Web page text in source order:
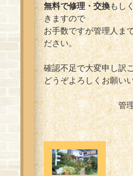
無料で修理・交換もし
きますので
お手数ですが管理人ま
ださい。
確認不足で大変申し訳
どうぞよろしくお願い
管理人ゆ